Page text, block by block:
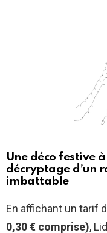
Une déco festive
décryptage d’un
imbattable
En affichant un tarif
0,30 € comprise),